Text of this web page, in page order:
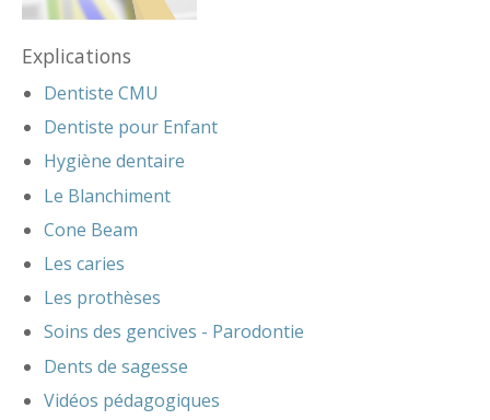
Explications
Dentiste CMU
Dentiste pour Enfant
Hygiène dentaire
Le Blanchiment
Cone Beam
Les caries
Les prothèses
Soins des gencives - Parodontie
Dents de sagesse
Vidéos pédagogiques